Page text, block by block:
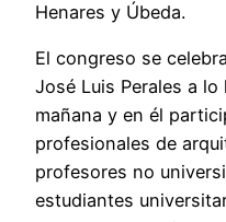
Henares y Úbeda.
El congreso se
José Luis Perales a
mañana y en él
profesionales de
profesores no
estudiantes